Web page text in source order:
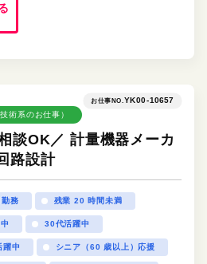
お仕事NO.YK00-10657
術系のお仕事）
談OK／ 計量機器メーカ
路設計
務 残業 20 時間未満
30代活躍中
躍中 シニア（60 歳以上）応援